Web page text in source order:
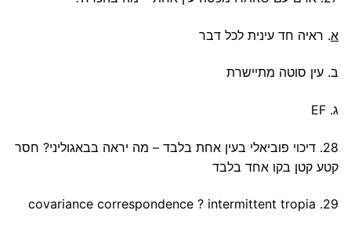
א. ראיה חד עינית לכל דבר
ב. עין סוטה מתיישרת
ג. EF
28. דיכוי פוביאלי בעין אחת בלבד – מה יראה בבאגוליני? חסר
קטע קטן בקו אחד בלבד
29. covariance correspondence ? intermittent tropia